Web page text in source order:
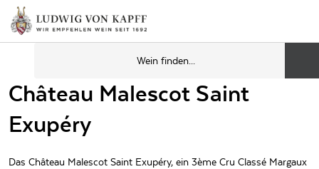
Château Malescot Saint
Exupéry
Das Château Malescot Saint Exupéry, ein 3ème Cru Classé Margaux